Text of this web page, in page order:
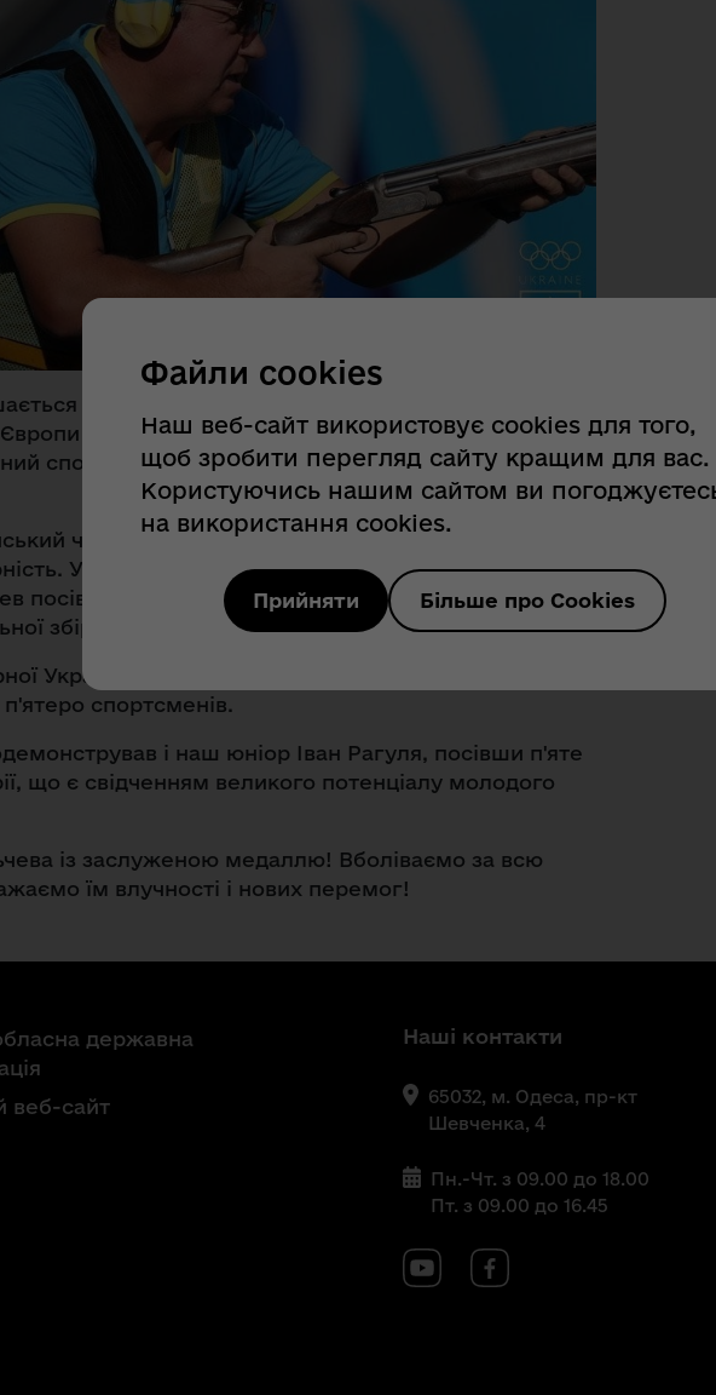
досягненнями своїх атлетів на міжнародній
зі стрільби стендової у місті Шатору
спортсмен Микола Мільчев здобув бронзову
чемпіон вкотре підтвердив свій високий клас
У напруженій боротьбі у вправі на круглому
посів третю сходинку п'єдесталу, поповнивши
збірної престижною нагородою.
України честь Одеської області на європейській
спортсменів.
і наш юніор Іван Рагуля, посівши п'яте
що є свідченням великого потенціалу молодого
із заслуженою медаллю! Вболіваємо за всю
їм влучності і нових перемог!
державна
веб-сайт
Наші контакти
65032, м. Одеса, пр-кт
Шевченка, 4
Пн.-Чт. з 09.00 до 18.00
Пт. з 09.00 до 16.45
Файли cookies
Наш веб-сайт використовує cookies для того,
щоб зробити перегляд сайту кращим для вас.
Користуючись нашим сайтом ви
на використання cookies.
Прийняти Більше про Cookies